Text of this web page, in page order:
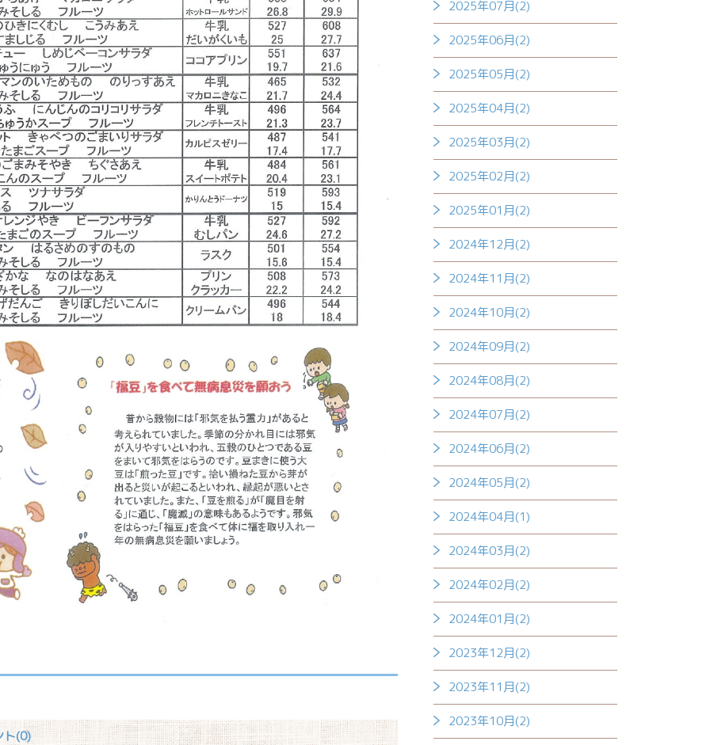
ト(0)
2025年07月(2)
2025年06月(2)
2025年05月(2)
2025年04月(2)
2025年03月(2)
2025年02月(2)
2025年01月(2)
2024年12月(2)
2024年11月(2)
2024年10月(2)
2024年09月(2)
2024年08月(2)
2024年07月(2)
2024年06月(2)
2024年05月(2)
2024年04月(1)
2024年03月(2)
2024年02月(2)
2024年01月(2)
2023年12月(2)
2023年11月(2)
2023年10月(2)